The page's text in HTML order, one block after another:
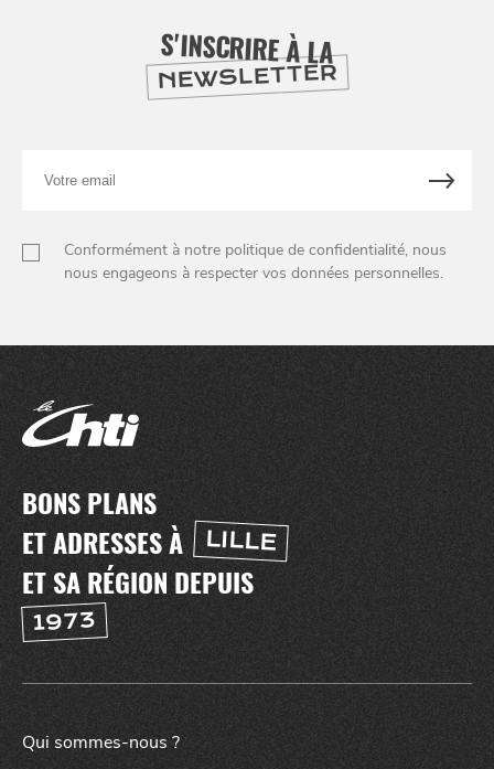
DIVERTIR
S'INSCRIRE À LA
NEWSLETTER
email
Conformément à notre politique de confidentialité, nous
nous engageons à respecter vos données personnelles.
BONS PLANS
ET ADRESSES À
LILLE
ET SA RÉGION DEPUIS
1973
Qui sommes-nous ?